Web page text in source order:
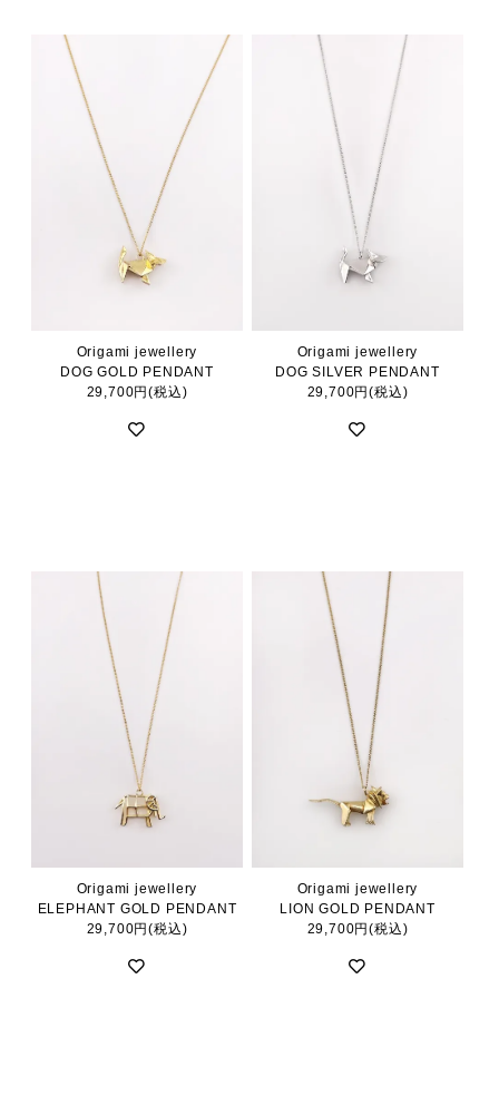
Origami jewellery
DOG GOLD PENDANT
29,700円(税込)
Origami jewellery
DOG SILVER PENDANT
29,700円(税込)
Origami jewellery
ELEPHANT GOLD PENDANT
29,700円(税込)
Origami jewellery
LION GOLD PENDANT
29,700円(税込)